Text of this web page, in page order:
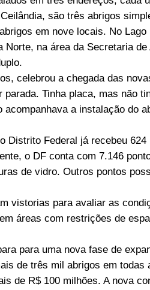
são três abrigos
em nove locais. No Lago
na área da Secretaria
celebrou a chegada das
Tinha placa, mas não
a instalação do
Distrito Federal já recebeu 624
o DF conta com 7.146
de vidro. Outros pontos
vistorias para avaliar as
áreas com restrições de
para uma nova fase de
de três mil abrigos em todas
de R$ 100 milhões. A nova